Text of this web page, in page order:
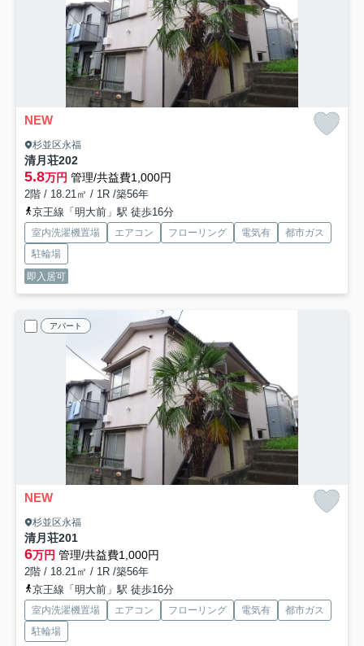
NEW
杉並区永福
清月荘202
5.8万円 管理/共益費1,000円
2階 / 18.21㎡ / 1R /築56年
京王線「明大前」駅 徒歩16分
室内洗濯機置場 エアコン フローリング 電気有
都市ガス
駐輪場
即入居可
アパート
NEW
杉並区永福
清月荘201
6万円 管理/共益費1,000円
2階 / 18.21㎡ / 1R /築56年
京王線「明大前」駅 徒歩16分
室内洗濯機置場 エアコン フローリング 電気有
都市ガス
駐輪場